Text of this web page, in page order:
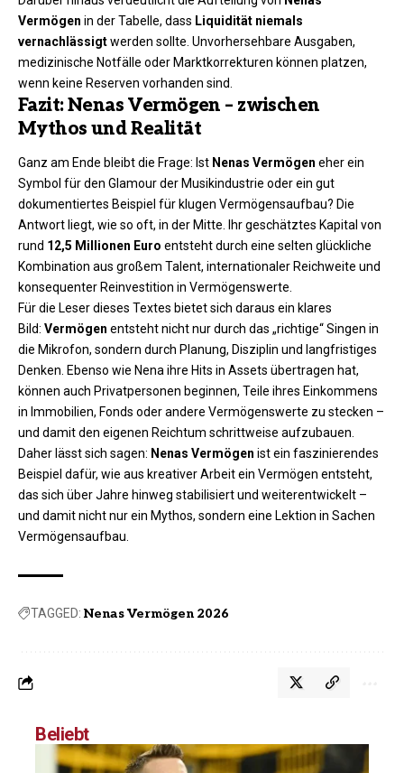
Vermögen in der Tabelle, dass Liquidität niemals
vernachlässigtwerden sollte. Unvorhersehbare Ausgaben,
medizinische Notfälle oder Marktkorrekturen können platzen,
wenn keine Reserven vorhanden sind.
Fazit: Nenas Vermögen – zwischen
Mythos und Realität
Ganz am Ende bleibt die Frage: Ist Nenas Vermögen eher ein
Symbol für den Glamour der Musikindustrie oder ein gut
dokumentiertes Beispiel für klugen Vermögensaufbau? Die
Antwort liegt, wie so oft, in der Mitte. Ihr geschätztes Kapital von
rund 12,5 Millionen Euro entsteht durch eine selten glückliche
Kombination aus großem Talent, internationaler Reichweite und
konsequenter Reinvestition in Vermögenswerte.
Für die Leser dieses Textes bietet sich daraus ein klares
Bild: Vermögen entsteht nicht nur durch das „richtige“ Singen in
die Mikrofon, sondern durch Planung, Disziplin und langfristiges
Denken. Ebenso wie Nena ihre Hits in Assets übertragen hat,
können auch Privatpersonen beginnen, Teile ihres Einkommens
in Immobilien, Fonds oder andere Vermögenswerte zu stecken –
und damit den eigenen Reichtum schrittweise aufzubauen.
Daher lässt sich sagen: Nenas Vermögen ist ein faszinierendes
Beispiel dafür, wie aus kreativer Arbeit ein Vermögen entsteht,
das sich über Jahre hinweg stabilisiert und weiterentwickelt –
und damit nicht nur ein Mythos, sondern eine Lektion in Sachen
Vermögensaufbau.
TAGGED: Nenas Vermögen 2026
Beliebt